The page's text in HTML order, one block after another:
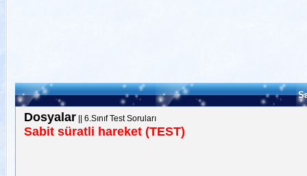
Dosyalar|| 6.Sınıf Test Soruları
Sabit süratli hareket (TEST)